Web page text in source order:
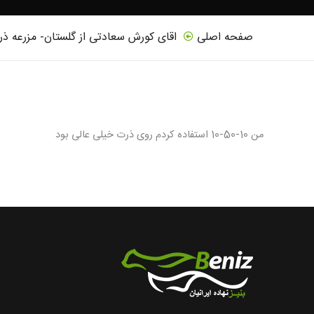
صفحه اصلی اقای کورش سعادتی از گلستان- مزرعه
من 10-50-10 استفاده کردم روی ذرت خیلی عالی بود